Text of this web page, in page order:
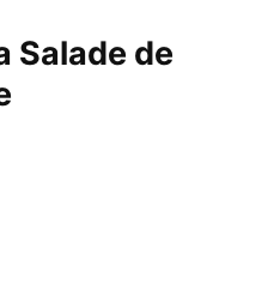
Salade de